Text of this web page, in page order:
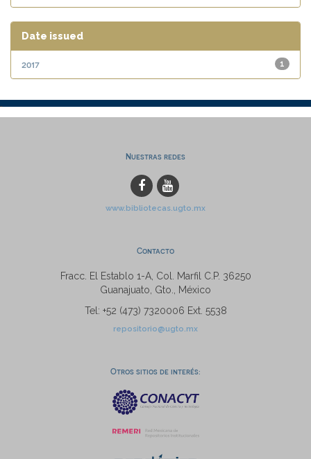
Date issued
1
2017
Nuestras redes
www.bibliotecas.ugto.mx
Contacto
Fracc. El Establo 1-A, Col. Marfil C.P. 36250
Guanajuato, Gto., México
Tel: +52 (473) 7320006 Ext. 5538
repositorio@ugto.mx
Otros sitios de interés: